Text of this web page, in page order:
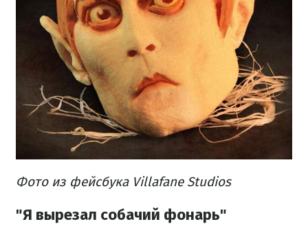
Фото из фейсбука Villafane Studios
"Я вырезал собачий фонарь"